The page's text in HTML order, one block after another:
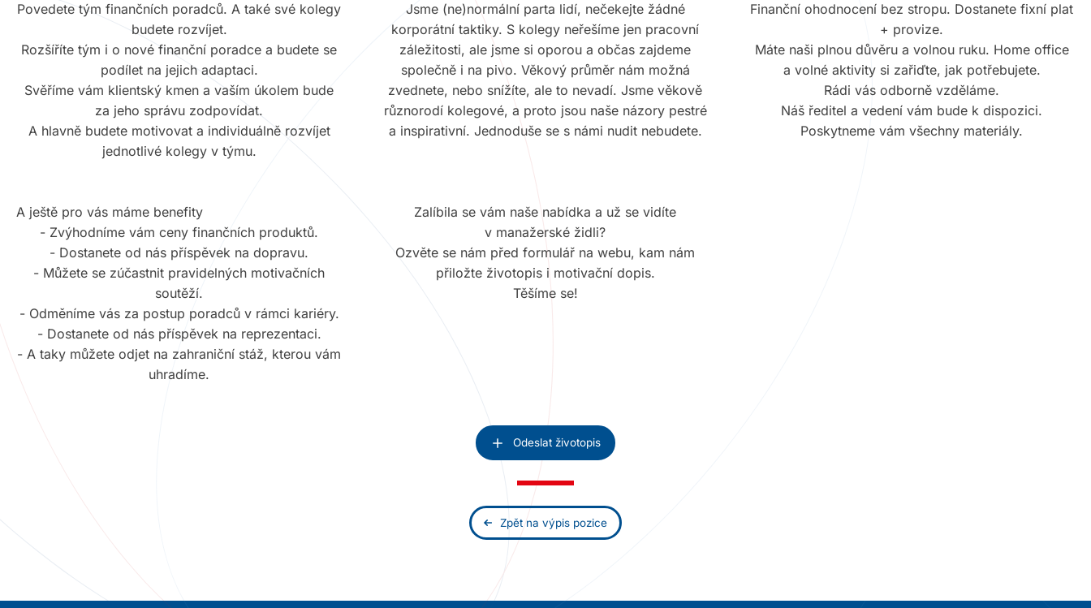
Povedete tým finančních poradců. A také své kolegy
budete rozvíjet.
Rozšíříte tým i o nové finanční poradce a budete se
podílet na jejich adaptaci.
Svěříme vám klientský kmen a vaším úkolem bude
za jeho správu zodpovídat.
A hlavně budete motivovat a individuálně rozvíjet
jednotlivé kolegy v týmu.
Jsme (ne)normální parta lidí, nečekejte žádné
korporátní taktiky. S kolegy neřešíme jen pracovní
záležitosti, ale jsme si oporou a občas zajdeme
společně i na pivo. Věkový průměr nám možná
zvednete, nebo snížíte, ale to nevadí. Jsme věkově
různorodí kolegové, a proto jsou naše názory pestré
a inspirativní. Jednoduše se s námi nudit nebudete.
Finanční ohodnocení bez stropu. Dostanete fixní plat
+ provize.
Máte naši plnou důvěru a volnou ruku. Home office
a volné aktivity si zařiďte, jak potřebujete.
Rádi vás odborně vzděláme.
Náš ředitel a vedení vám bude k dispozici.
Poskytneme vám všechny materiály.
A ještě pro vás máme benefity
- Zvýhodníme vám ceny finančních produktů.
- Dostanete od nás příspěvek na dopravu.
- Můžete se zúčastnit pravidelných motivačních
soutěží.
- Odměníme vás za postup poradců v rámci kariéry.
- Dostanete od nás příspěvek na reprezentaci.
- A taky můžete odjet na zahraniční stáž, kterou vám
uhradíme.
Zalíbila se vám naše nabídka a už se vidíte
v manažerské židli?
Ozvěte se nám před formulář na webu, kam nám
přiložte životopis i motivační dopis.
Těšíme se!
Odeslat životopis
Zpět na výpis pozice